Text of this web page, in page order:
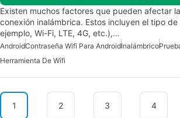
Existen muchos factores que pueden afectar
conexión inalámbrica. Estos incluyen el tipo
ejemplo, Wi-Fi, LTE, 4G, etc.),…
AndroidContraseña Wifi Para AndroidInalámbrico
Herramienta De Wifi
1 2 3 4